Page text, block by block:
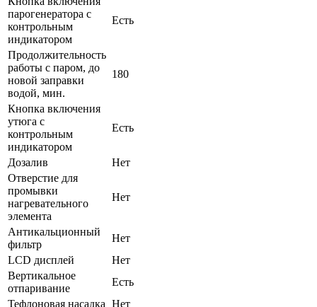
парогенератора с
контрольным
индикатором
Есть
Продолжительность
работы с паром, до
новой заправки
водой, мин.
180
Кнопка включения
утюга с
контрольным
индикатором
Есть
Дозалив
Нет
Отверстие для
промывки
нагревательного
элемента
Нет
Антикальционный
фильтр
Нет
LCD дисплей
Нет
Вертикальное
отпаривание
Есть
Тефлоновая насадка Нет